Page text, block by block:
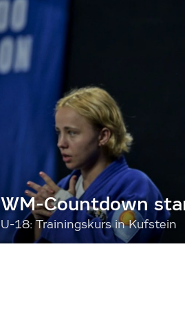
WM-Countdown
U-18: Trainingskurs in Kufstein